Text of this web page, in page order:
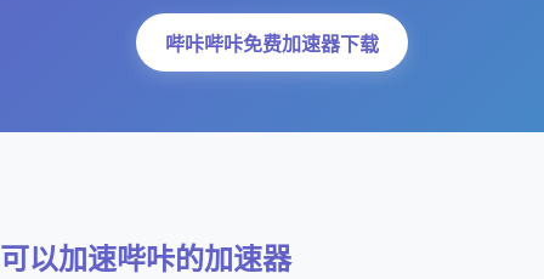
哔咔哔咔免费加速器下载
可以加速哔咔的加速器